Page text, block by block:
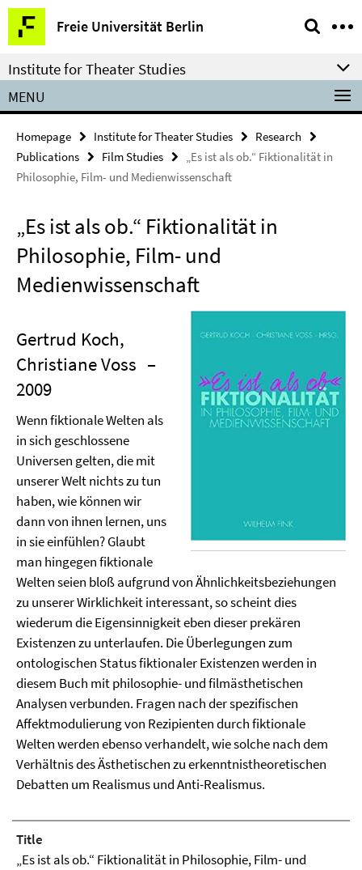
Springe
direkt
zu
Inhalt
Freie Universität Berlin
Service
Navigation
Institute for Theater Studies
MENU
Homepage Institute for Theater Studies
Research
Publications
Film Studies
„Es ist als ob.“ Fiktionalität in
Philosophie, Film- und Medienwissenschaft
„Es ist als ob.“ Fiktionalität in
Philosophie, Film- und
Medienwissenschaft
Gertrud Koch,
Christiane Voss –
2009
Wenn fiktionale Welten als
in sich geschlossene
Universen gelten, die mit
unserer Welt nichts zu tun
haben, wie können wir
dann von ihnen lernen, uns
in sie einfühlen? Glaubt
man hingegen fiktionale
Welten seien bloß aufgrund von Ähnlichkeitsbeziehungen
zu unserer Wirklichkeit interessant, so scheint dies
wiederum die Eigensinnigkeit eben dieser prekären
Existenzen zu unterlaufen. Die Überlegungen zum
ontologischen Status fiktionaler Existenzen werden in
diesem Buch mit philosophie- und filmästhetischen
Analysen verbunden. Fragen nach der spezifischen
Affektmodulierung von Rezipienten durch fiktionale
Welten werden ebenso verhandelt, wie solche nach dem
Verhältnis des Ästhetischen zu erkenntnistheoretischen
Debatten um Realismus und Anti-Realismus.
Title
„Es ist als ob.“ Fiktionalität in Philosophie, Film- und